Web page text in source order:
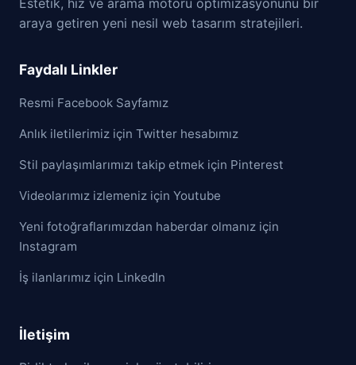
Estetik, hız ve arama motoru optimizasyonunu bir
araya getiren yeni nesil web tasarım stratejileri.
Faydalı Linkler
Resmi Facebook Sayfamız
Anlık iletilerimiz için Twitter hesabımız
Stil paylaşımlarımızı takip etmek için Pinterest
Videolarımız izlemeniz için Youtube
Yeni fotoğraflarımızdan haberdar olmanız için
Instagram
İş ilanlarımız için LinkedIn
İletişim